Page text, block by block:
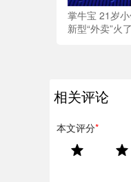
掌牛宝 21岁
新型“外卖”火了
相关评论
本文评分*